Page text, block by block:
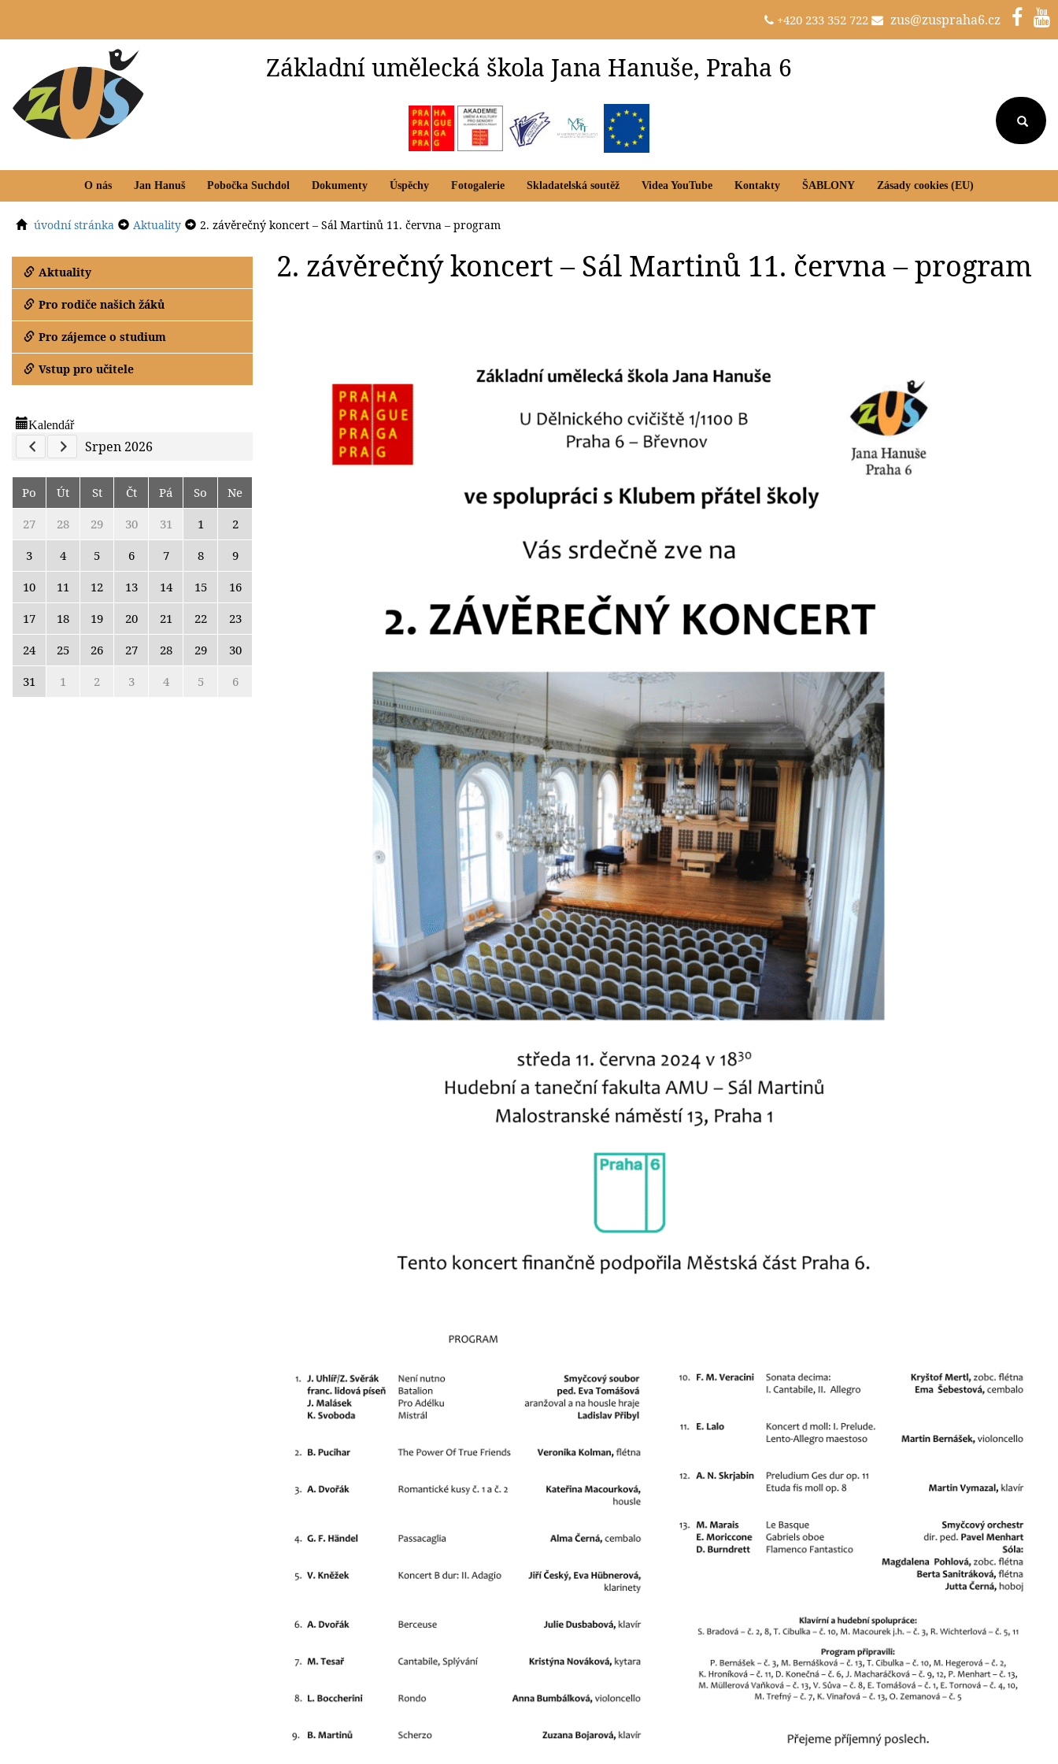
+420 233 352 722 zus@zuspraha6.cz
Základní umělecká škola Jana Hanuše, Praha 6
O nás Jan Hanuš Pobočka Suchdol Dokumenty Úspěchy Fotogalerie Skladatelská soutěž Videa YouTube Kontakty ŠABLONY Zásady cookies (EU)
úvodní stránka Aktuality 2. závěrečný koncert – Sál Martinů 11. června – program
Aktuality
Pro rodiče našich žáků
Pro zájemce o studium
Vstup pro učitele
Kalendář
Previous Calendar
Next Calendar
Srpen 2026
Po Út St Čt Pá So
Ne
27
28 29 30 31 1
2
3
4 5 6 7 8
9
10
11 12 13 14 15
16
17
18 19 20 21 22
23
24
25 26 27 28 29
30
31
1 2 3 4 5 6
2. závěrečný koncert – Sál Martinů 11. června – program